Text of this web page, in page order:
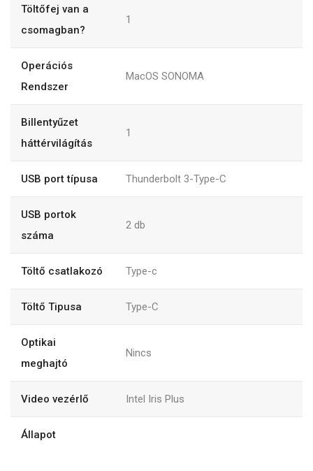
Töltőfej van a
csomagban?
1
Operációs
Rendszer
MacOS SONOMA
Billentyűzet
háttérvilágítás
1
USB port típusa Thunderbolt 3-Type-C
USB portok
száma
2 db
Töltő csatlakozó Type-c
Töltő Tipusa Type-C
Optikai
meghajtó
Nincs
Video vezérlő Intel Iris Plus
Állapot